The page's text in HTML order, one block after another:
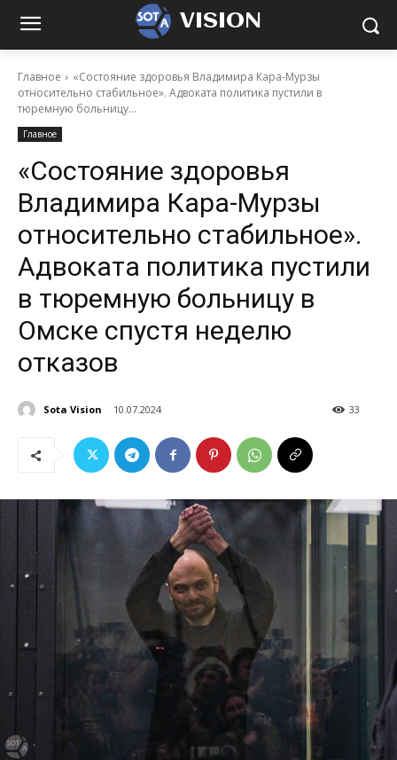
VISION
Главное
«Состояние здоровья Владимира Кара-Мурзы
относительно стабильное». Адвоката политика пустили в
тюремную больницу...
Главное
«Состояние здоровья
Владимира Кара-Мурзы
относительно стабильное».
Адвоката политика пустили
в тюремную больницу в
Омске спустя неделю
отказов
Sota Vision 10.07.2024 33